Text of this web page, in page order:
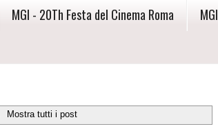
MGI - 20Th Festa del Cinema Roma
Mostra tutti i post